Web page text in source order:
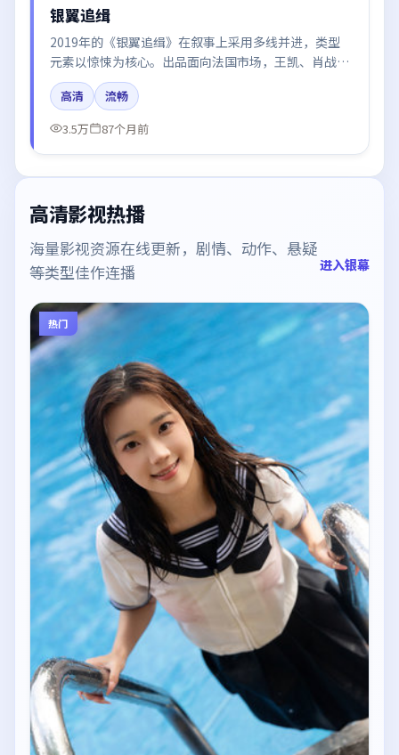
银翼追缉
2019年的《银翼追缉》在叙事上采用多线并进，类型
元素以惊悚为核心。出品面向法国市场，王凯、肖战、
周迅、张译所饰角色推动关键反转，结尾留白引发讨
论。
高清
流畅
3.5万
87个月前
高清影视热播
海量影视资源在线更新，剧情、动作、悬疑
等类型佳作连播
进入银幕
热门